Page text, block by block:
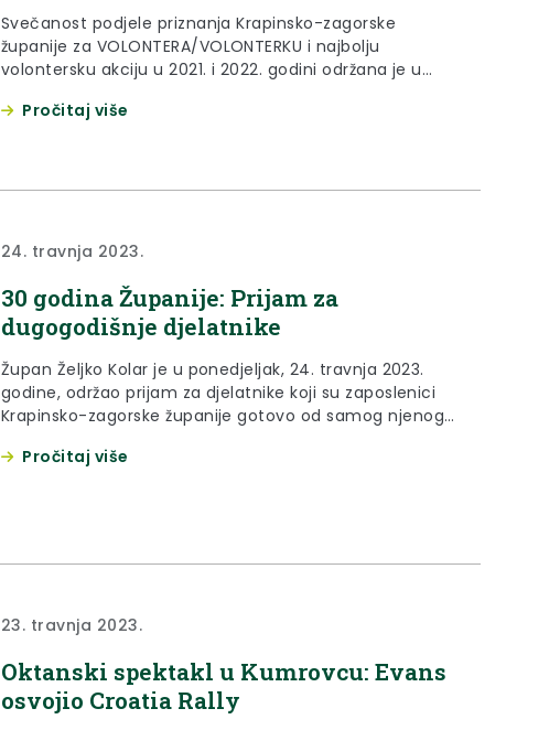
Svečanost podjele priznanja Krapinsko-zagorske
županije za VOLONTERA/VOLONTERKU i najbolju
volontersku akciju u 2021. i 2022. godini održana je u
Zaboku.
Pročitaj više
24. travnja 2023.
30 godina Županije: Prijam za
dugogodišnje djelatnike
Župan Željko Kolar je u ponedjeljak, 24. travnja 2023.
godine, održao prijam za djelatnike koji su zaposlenici
Krapinsko-zagorske županije gotovo od samog njenog
Pročitaj više
23. travnja 2023.
Oktanski spektakl u Kumrovcu: Evans
osvojio Croatia Rally